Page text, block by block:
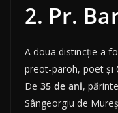
2. Pr.
A doua distincție a
preot-paroh, poet și
De 35 de ani,
Sângeorgiu de